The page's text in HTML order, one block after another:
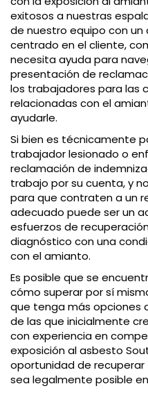
exitosos a nuestras
de nuestro equipo con
centrado en el cliente,
necesita ayuda para
presentación de
los trabajadores para las
relacionadas con el
ayudarle.
Si bien es técnicamente
trabajador lesionado o
reclamación de
trabajo por su cuenta, y
para que contraten a un
adecuado puede ser un
esfuerzos de
diagnóstico con una
con el amianto.
Es posible que se
cómo superar por sí
que tenga más opciones
de las que inicialmente
con experiencia en
exposición al asbesto
oportunidad de
sea legalmente posible